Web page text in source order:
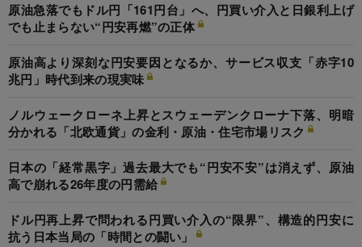
原油急落でもドル円「161円台」へ、円買い介入と日銀利上げ
でも止まらない“円安再燃”の正体
原油高より深刻な円安要因となるか、サービス収支「赤字10
兆円」時代到来の現実味
ノルウェークローネ上昇とスウェーデンクローナ下落、明暗
分かれる「北欧通貨」の金利・原油・住宅市場リスク
日本の「経常黒字」過去最大でも“円安不安”は消えず、原油
高で崩れる26年度の円需給
ドル円再上昇で問われる円買い介入の“限界”、構造的円安に
抗う日本当局の「時間との闘い」